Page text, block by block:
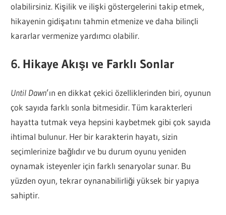
olabilirsiniz. Kişilik ve ilişki göstergelerini takip etmek,
hikayenin gidişatını tahmin etmenize ve daha bilinçli
kararlar vermenize yardımcı olabilir.
6. Hikaye Akışı ve Farklı Sonlar
Until Dawn’ın en dikkat çekici özelliklerinden biri, oyunun
çok sayıda farklı sonla bitmesidir. Tüm karakterleri
hayatta tutmak veya hepsini kaybetmek gibi çok sayıda
ihtimal bulunur. Her bir karakterin hayatı, sizin
seçimlerinize bağlıdır ve bu durum oyunu yeniden
oynamak isteyenler için farklı senaryolar sunar. Bu
yüzden oyun, tekrar oynanabilirliği yüksek bir yapıya
sahiptir.